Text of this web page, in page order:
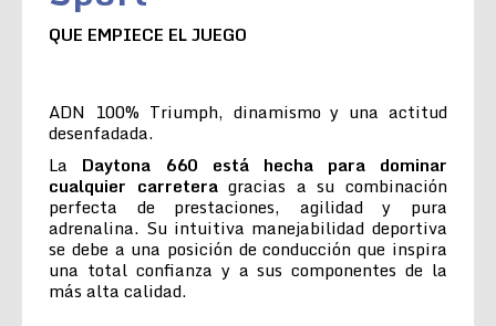
QUE EMPIECE EL JUEGO
ADN 100% Triumph, dinamismo y una actitud
desenfadada.
La Daytona 660 está hecha para dominar
cualquier carreteragracias a su combinación
perfecta de prestaciones, agilidad y pura
adrenalina. Su intuitiva manejabilidad deportiva
se debe a una posición de conducción que inspira
una total confianza y a sus componentes de la
más alta calidad.